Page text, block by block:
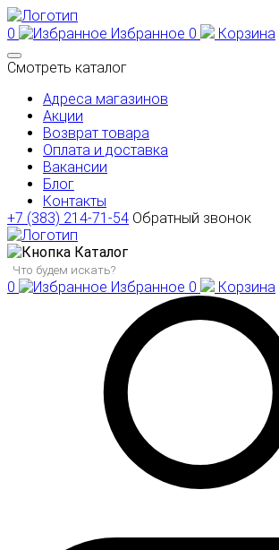
0 Избранное 0
Корзина
Смотреть каталог
Адреса магазинов
Акции
Возврат товара
Оплата и доставка
Вакансии
Блог
Контакты
+7 (383) 214-71-54 Обратный звонок
Каталог
0 Избранное 0 Корзина